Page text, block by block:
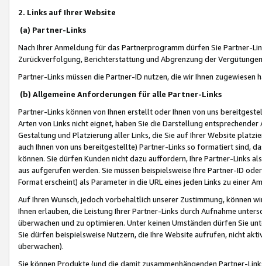
2. Links auf Ihrer Website
(a) Partner-Links
Nach Ihrer Anmeldung für das Partnerprogramm dürfen Sie Partner-
Zurückverfolgung, Berichterstattung und Abgrenzung der
Partner-Links müssen die Partner-ID nutzen, die wir Ihnen zugewiesen
(b) Allgemeine Anforderungen für alle Partner-Links
Partner-Links können von Ihnen erstellt oder Ihnen von uns
Arten von Links nicht eignet, haben Sie die Darstellung
Gestaltung und Platzierung aller Links, die Sie auf Ihrer Website
auch Ihnen von uns bereitgestellte) Partner-Links so formatiert sind,
können. Sie dürfen Kunden nicht dazu auffordern, Ihre Partner-Links
aus aufgerufen werden. Sie müssen beispielsweise Ihre Partner-ID
Format erscheint) als Parameter in die URL eines jeden Links zu einer
Auf Ihren Wunsch, jedoch vorbehaltlich unserer Zustimmung, können
Ihnen erlauben, die Leistung Ihrer Partner-Links durch Aufnahme
überwachen und zu optimieren. Unter keinen Umständen dürfen Sie
Sie dürfen beispielsweise Nutzern, die Ihre Website aufrufen, nicht
überwachen).
Sie können Produkte (und die damit zusammenhängenden Partner-